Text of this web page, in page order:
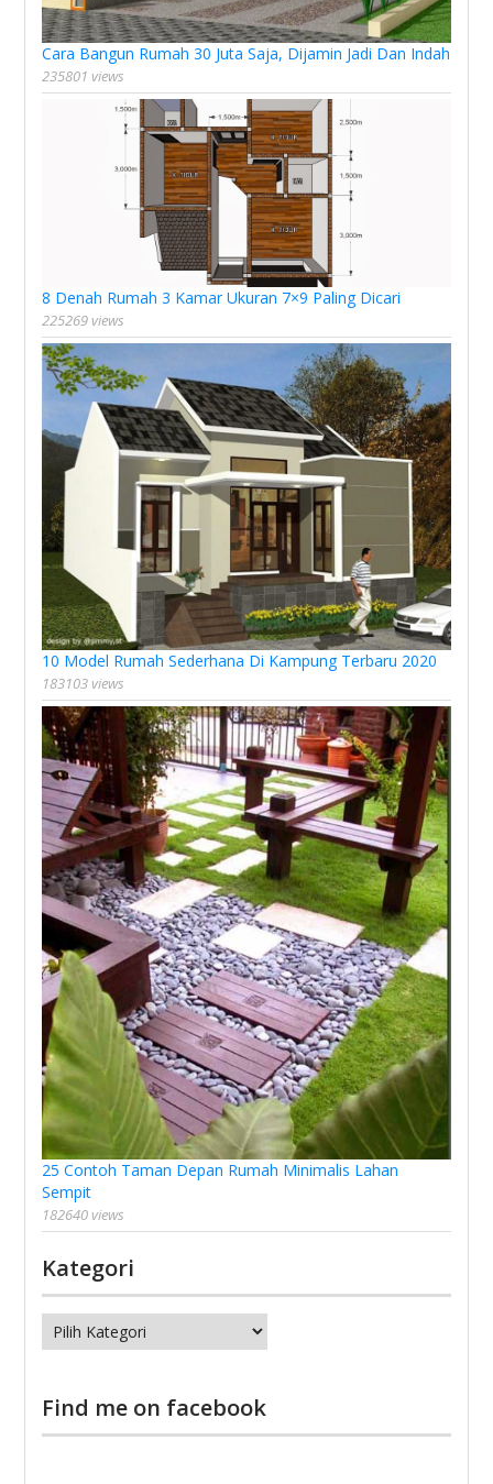
Cara Bangun Rumah 30 Juta Saja, Dijamin Jadi Dan Indah
235801 views
8 Denah Rumah 3 Kamar Ukuran 7×9 Paling Dicari
225269 views
10 Model Rumah Sederhana Di Kampung Terbaru 2020
183103 views
25 Contoh Taman Depan Rumah Minimalis Lahan
Sempit
182640 views
Kategori
Kategori
Find me on facebook